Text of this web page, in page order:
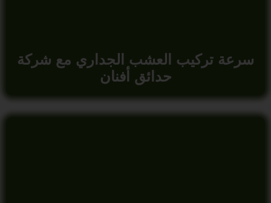
سرعة تركيب العشب الجداري مع شركة
حدائق أفنان